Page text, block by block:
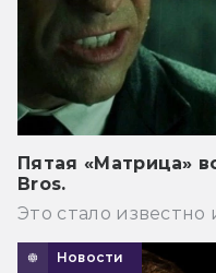
Пятая «Матрица»
Bros.
Это стало
Новости